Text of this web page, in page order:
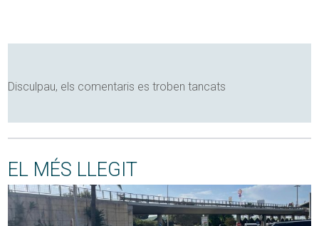
Disculpau, els comentaris es troben tancats
EL MÉS LLEGIT